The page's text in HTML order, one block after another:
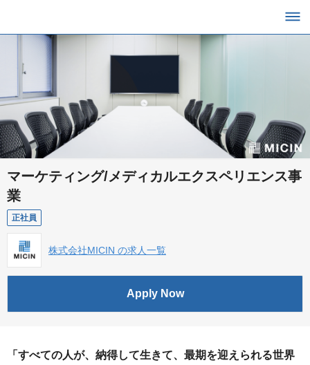
マーケティング/メディカルエクスペリエンス事
業
正社員
株式会社MICIN の求人一覧
Apply Now
「すべての人が、納得して生きて、最期を迎えられる世界